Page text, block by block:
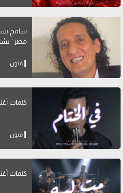
سامح
مصر"
فنون
كلمات
فنون
كلمات